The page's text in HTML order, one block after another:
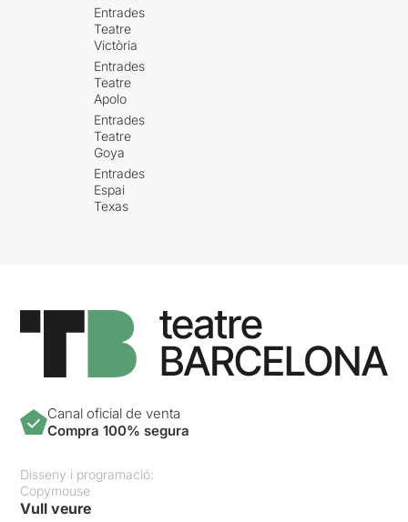
Entrades
Teatre
Victòria
Entrades
Teatre
Apolo
Entrades
Teatre
Goya
Entrades
Espai
Texas
Canal oficial de venta
Compra 100% segura
Disseny i programació:
Copymouse
Vull veure